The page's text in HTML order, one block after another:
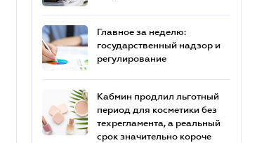
Главное за неделю:
государственный надзор и
регулирование
Кабмин продлил льготный
период для косметики без
техрегламента, а реальный
срок значительно короче